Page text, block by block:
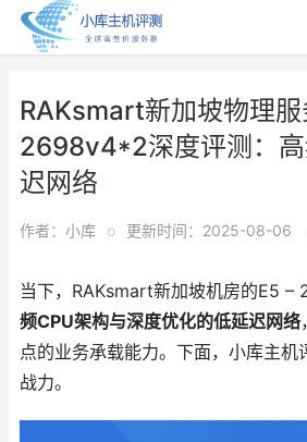
RAKsmart新加坡物理服
2698v4*2深度评测：
迟网络
作者：小库 o 更新时间：2025-08-06
当下，RAKsmart新加坡机房的E5 –
频CPU架构与深度优化的低延迟网络
点的业务承载能力。下面，小库主机
战力。